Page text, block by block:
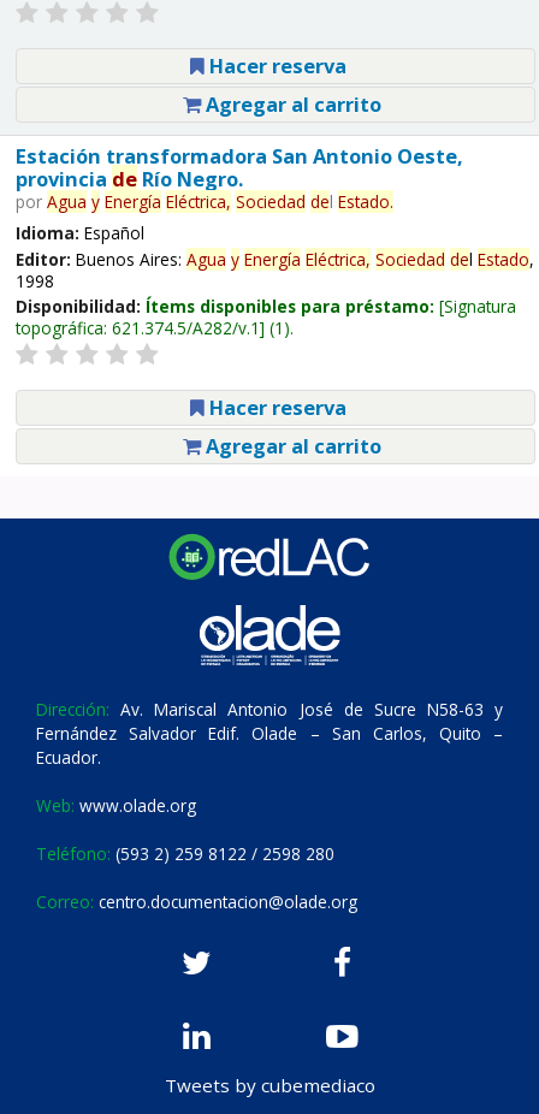
Hacer reserva
Agregar al carrito
Estación transformadora San Antonio Oeste,
provincia deRío Negro.
por Agua y Energía Eléctrica, Sociedad del Estado.
Idioma: Español
Editor: Buenos Aires: Agua y Energía Eléctrica, Sociedad del Estado,
1998
Disponibilidad: Ítems disponibles para préstamo: Signatura
topográfica: 621.374.5/A282/v.1 (1).
Hacer reserva
Agregar al carrito
Dirección: Av. Mariscal Antonio José de Sucre N58-63 y
Fernández Salvador Edif. Olade – San Carlos, Quito –
Ecuador.
Web: www.olade.org
Teléfono: (593 2) 259 8122 / 2598 280
Correo: centro.documentacion@olade.org
Tweets by cubemediaco